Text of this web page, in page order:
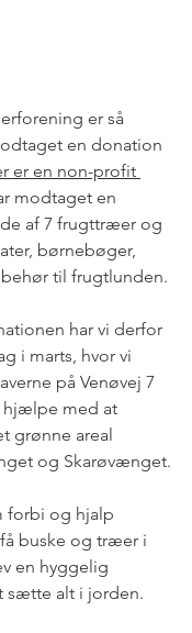
er så
en donation
er en non-profit
modtaget en
af 7 frugttræer og
børnebøger,
til frugtlunden.
har vi derfor
i marts, hvor vi
på Venøvej 7
hjælpe med at
grønne areal
og Skarøvænget.
forbi og hjalp
buske og træer i
en hyggelig
sætte alt i jorden.